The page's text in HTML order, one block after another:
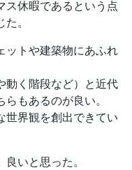
ス休暇であるという点
。
ットや建築物にあふれ
動く階段など）と近代
もあるのが良い。
世界観を創出できてい
いと思った。